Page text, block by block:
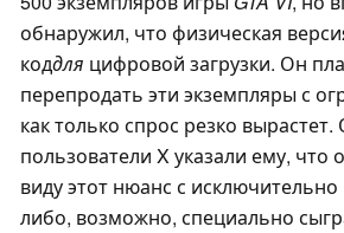
обнаружил, что физическая
коддля цифровой загрузки. Он
перепродать эти экземпляры с
как только спрос резко
пользователи X указали ему, что
виду этот нюанс с
либо, возможно, специально